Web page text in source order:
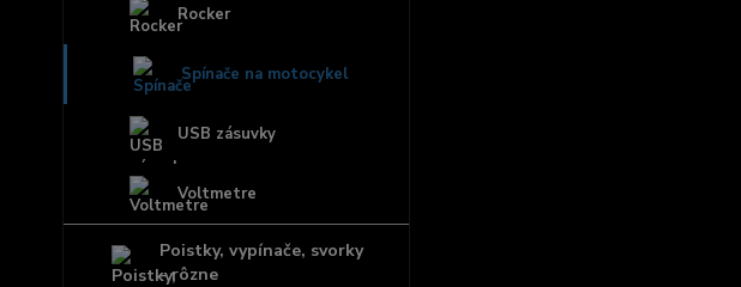
Rocker
Spínače na motocykel
USB zásuvky
Voltmetre
Poistky, vypínače, svorky
- rôzne